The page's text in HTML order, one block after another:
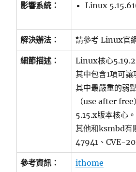
影響系統： Linux
解決辦法： 請參考 Linux官
細節描述：
Linux核心
其中包含1項可
其中最嚴重的弱
（use after
5.15.x版本核心
其他和ksmbd
47941、CVE-
參考資訊：
ithome